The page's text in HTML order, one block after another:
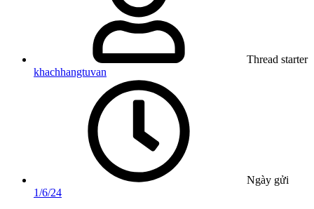
Thread starter
khachhangtuvan
Ngày gửi
1/6/24